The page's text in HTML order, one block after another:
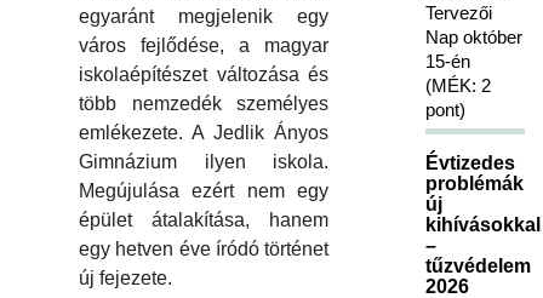
egyaránt megjelenik egy
város fejlődése, a magyar
iskolaépítészet változása és
több nemzedék személyes
emlékezete. A Jedlik Ányos
Gimnázium ilyen iskola.
Megújulása ezért nem egy
épület átalakítása, hanem
egy hetven éve íródó történet
új fejezete.
Tervezői
Nap október
15-én
(MÉK: 2
pont)
Évtizedes
problémák
új
kihívásokkal
–
tűzvédelem
2026